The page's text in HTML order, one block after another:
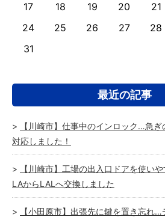
17 18 19 20 21
24
25 26 27 28
31
最近の記事
【川崎市】仕事中のインロック…急
対応しました！
【川崎市】工場の出入口ドアを使い
LAからLALへ交換しました
【小田原市】出張先に鍵を置き忘れ